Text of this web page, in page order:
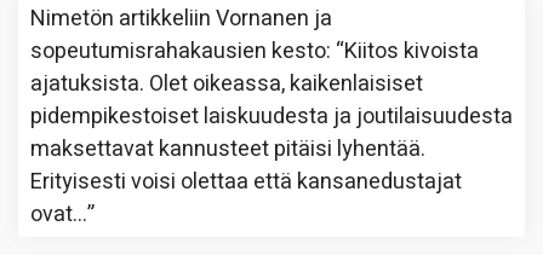
Nimetön artikkeliinVornanen ja
sopeutumisrahakausien kesto: “Kiitos kivoista
ajatuksista. Olet oikeassa, kaikenlaisiset
pidempikestoiset laiskuudesta ja joutilaisuudesta
maksettavat kannusteet pitäisi lyhentää.
Erityisesti voisi olettaa että kansanedustajat
ovat…”